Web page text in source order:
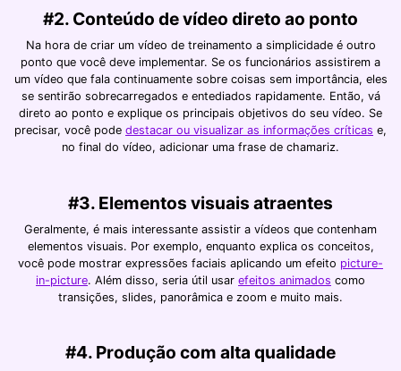
#2. Conteúdo de vídeo direto ao ponto
Na hora de criar um vídeo de treinamento a simplicidade é outro
ponto que você deve implementar. Se os funcionários assistirem a
um vídeo que fala continuamente sobre coisas sem importância, eles
se sentirão sobrecarregados e entediados rapidamente. Então, vá
direto ao ponto e explique os principais objetivos do seu vídeo. Se
precisar, você pode destacar ou visualizar as informações críticas e,
no final do vídeo, adicionar uma frase de chamariz.
#3. Elementos visuais atraentes
Geralmente, é mais interessante assistir a vídeos que contenham
elementos visuais. Por exemplo, enquanto explica os conceitos,
você pode mostrar expressões faciais aplicando um efeito picture-
in-picture. Além disso, seria útil usar efeitos animados como
transições, slides, panorâmica e zoom e muito mais.
#4. Produção com alta qualidade